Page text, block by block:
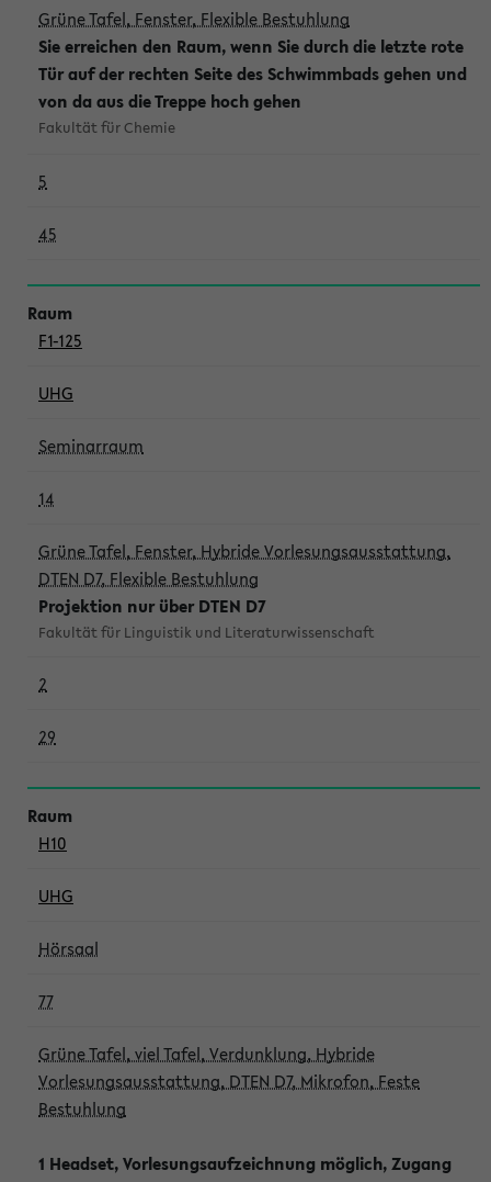
Grüne Tafel, Fenster, Flexible Bestuhlung
Sie erreichen den Raum, wenn Sie durch die letzte rote
Tür auf der rechten Seite des Schwimmbads gehen und
von da aus die Treppe hoch gehen
Fakultät für Chemie
5
45
F1-125
UHG
Seminarraum
14
Grüne Tafel, Fenster, Hybride Vorlesungsausstattung,
DTEN D7, Flexible Bestuhlung
Projektion nur über DTEN D7
Fakultät für Linguistik und Literaturwissenschaft
2
29
H10
UHG
Hörsaal
77
Grüne Tafel, viel Tafel, Verdunklung, Hybride
Vorlesungsausstattung, DTEN D7, Mikrofon, Feste
Bestuhlung
1 Headset, Vorlesungsaufzeichnung möglich, Zugang